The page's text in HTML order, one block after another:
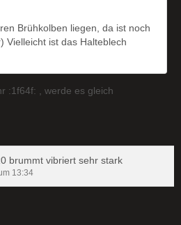
Brühkolben liegen, da ist noch
Vielleicht ist das Halteblech
:1f64f: , werde es gleich
brummt vibriert sehr stark
13:34